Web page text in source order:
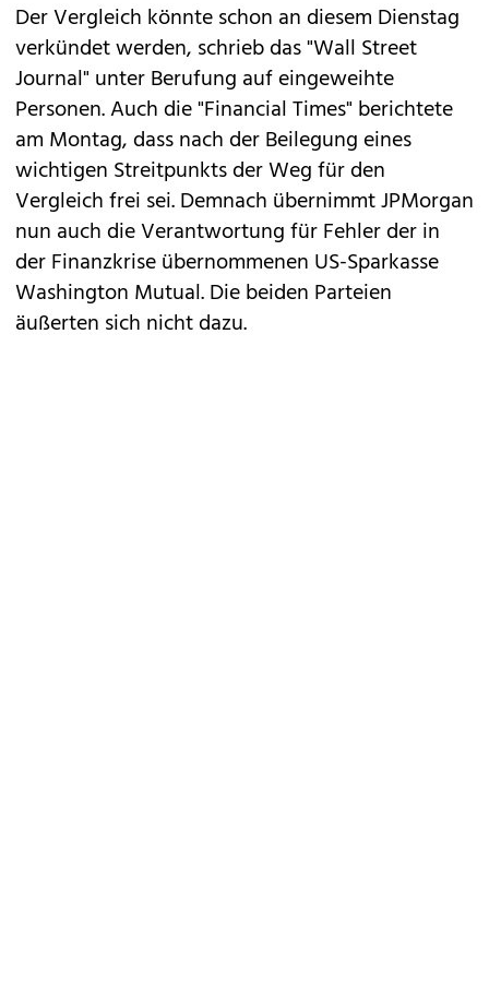
Der Vergleich könnte schon an diesem Dienstag
verkündet werden, schrieb das "Wall Street
Journal" unter Berufung auf eingeweihte
Personen. Auch die "Financial Times" berichtete
am Montag, dass nach der Beilegung eines
wichtigen Streitpunkts der Weg für den
Vergleich frei sei. Demnach übernimmt JPMorgan
nun auch die Verantwortung für Fehler der in
der Finanzkrise übernommenen US-Sparkasse
Washington Mutual. Die beiden Parteien
äußerten sich nicht dazu.